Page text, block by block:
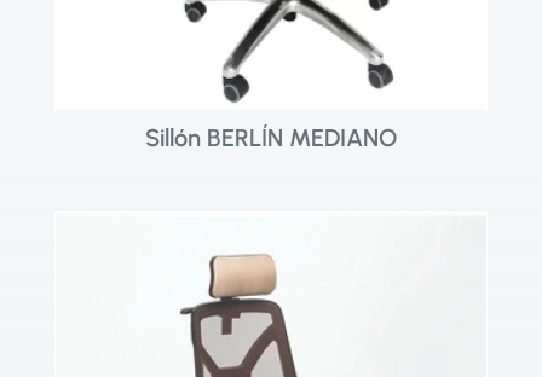
Sillón BERLÍN MEDIANO